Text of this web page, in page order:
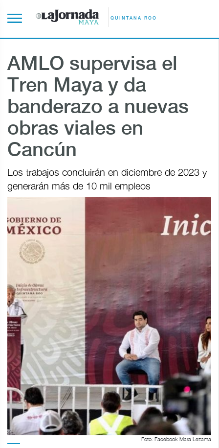
QUINTANA ROO
AMLO supervisa el
Tren Maya y da
banderazo a nuevas
obras viales en
Cancún
Los trabajos concluirán en diciembre de 2023 y
generarán más de 10 mil empleos
Foto: Facebook Mara Lezama